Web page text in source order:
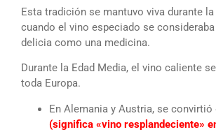
Esta tradición se mantuvo viva durante la
cuando el vino especiado se
delicia como una medicina.
Durante la Edad Media, el vino caliente
toda Europa.
En Alemania y Austria, se convirtió
(significa «vino resplandeciente»